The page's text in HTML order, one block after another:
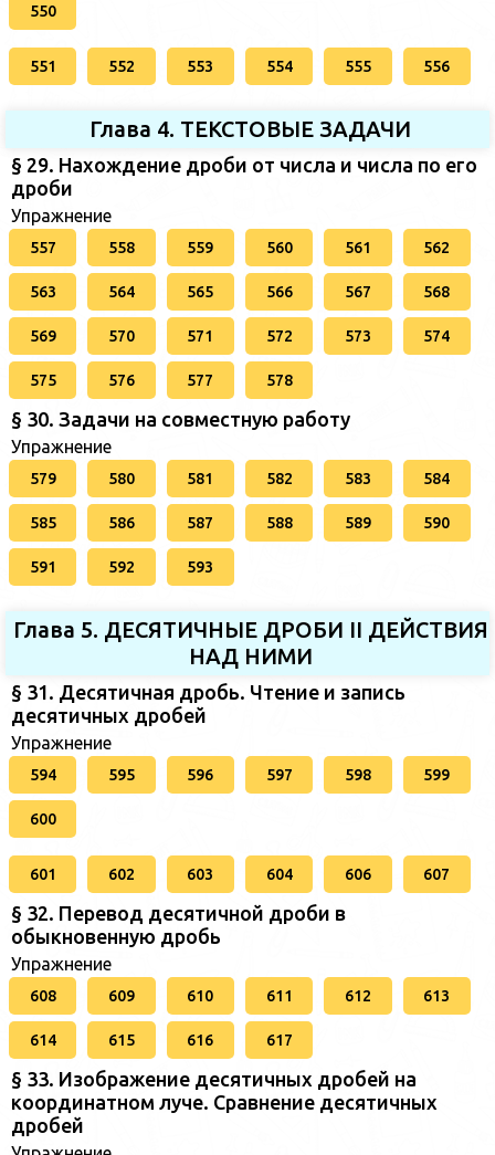
550
551 552 553 554 555 556
Глава 4. ТЕКСТОВЫЕ ЗАДАЧИ
§ 29. Нахождение дроби от числа и числа по его
дроби
Упражнение
557 558 559 560 561 562
563 564 565 566 567 568
569 570 571 572 573 574
575 576 577 578
§ 30. Задачи на совместную работу
Упражнение
579 580 581 582 583 584
585 586 587 588 589 590
591 592 593
Глава 5. ДЕСЯТИЧНЫЕ ДРОБИ II ДЕЙСТВИЯ
НАД НИМИ
§ 31. Десятичная дробь. Чтение и запись
десятичных дробей
Упражнение
594 595 596 597 598 599
600
601 602 603 604 606 607
§ 32. Перевод десятичной дроби в
обыкновенную дробь
Упражнение
608 609 610 611 612 613
614 615 616 617
§ 33. Изображение десятичных дробей на
координатном луче. Сравнение десятичных
дробей